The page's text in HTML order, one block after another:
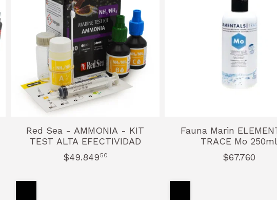
Red Sea - AMMONIA - KIT
TEST ALTA EFECTIVIDAD
$49.849 50
Fauna Marin
TRACE Mo 250ml
$67.760